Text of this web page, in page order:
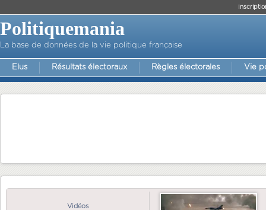
Politiquemania
La base de données de la vie politique française
Elus Résultats électoraux Règles électorales Vie
Vidéos